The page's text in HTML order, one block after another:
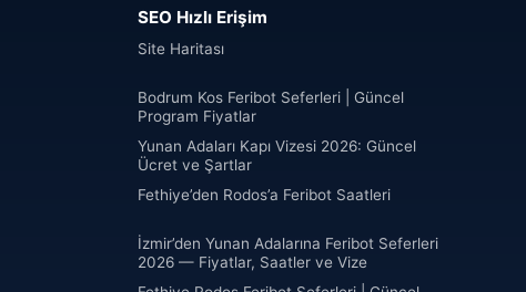
SEO Hızlı Erişim
Site Haritası
Bodrum Kos Feribot Seferleri | Güncel
Program Fiyatlar
Yunan Adaları Kapı Vizesi 2026: Güncel
Ücret ve Şartlar
Fethiye’den Rodos’a Feribot Saatleri
İzmir’den Yunan Adalarına Feribot Seferleri
2026 — Fiyatlar, Saatler ve Vize